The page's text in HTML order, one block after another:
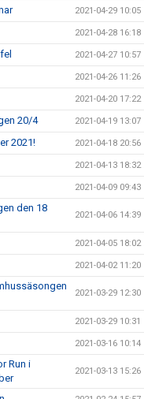
2021-04-29 10:05
2021-04-28 16:18
2021-04-27 10:57
2021-04-26 11:26
2021-04-20 17:22
20/4 2021-04-19 13:07
2021! 2021-04-18 20:56
2021-04-13 18:32
2021-04-09 09:43
den 18
2021-04-06 14:39
2021-04-05 18:02
2021-04-02 11:20
2021-03-29 12:30
2021-03-29 10:31
2021-03-16 10:14
Run i
2021-03-13 15:26